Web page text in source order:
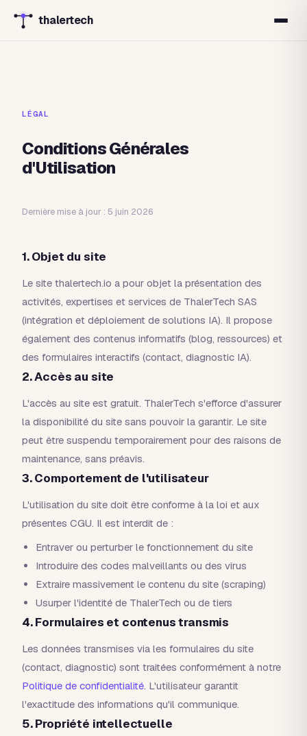
thalertech
LÉGAL
Conditions Générales
d'Utilisation
Dernière mise à jour : 5 juin 2026
1. Objet du site
Le site thalertech.io a pour objet la présentation des
activités, expertises et services de ThalerTech SAS
(intégration et déploiement de solutions IA). Il propose
également des contenus informatifs (blog, ressources) et
des formulaires interactifs (contact, diagnostic IA).
2. Accès au site
L'accès au site est gratuit. ThalerTech s'efforce d'assurer
la disponibilité du site sans pouvoir la garantir. Le site
peut être suspendu temporairement pour des raisons de
maintenance, sans préavis.
3. Comportement de l'utilisateur
L'utilisation du site doit être conforme à la loi et aux
présentes CGU. Il est interdit de :
Entraver ou perturber le fonctionnement du site
Introduire des codes malveillants ou des virus
Extraire massivement le contenu du site (scraping)
Usurper l'identité de ThalerTech ou de tiers
4. Formulaires et contenus transmis
Les données transmises via les formulaires du site
(contact, diagnostic) sont traitées conformément à notre
Politique de confidentialité. L'utilisateur garantit
l'exactitude des informations qu'il communique.
5. Propriété intellectuelle